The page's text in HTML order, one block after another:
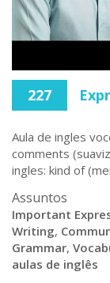
227
Aula de ingles
comments
ingles: kind of
Assuntos
Important
Writing,
Grammar,
aulas de inglês